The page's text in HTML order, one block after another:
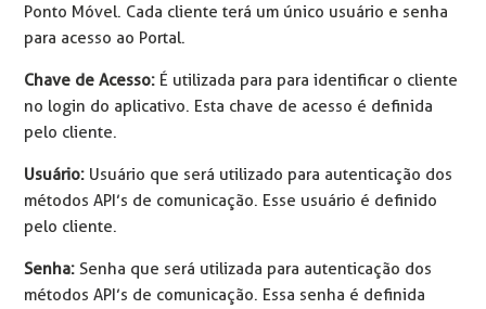
Ponto Móvel. Cada cliente terá um único usuário e senha
para acesso ao Portal.
Chave de Acesso: É utilizada para para identificar o cliente
no login do aplicativo. Esta chave de acesso é definida
pelo cliente.
Usuário: Usuário que será utilizado para autenticação dos
métodos API’s de comunicação. Esse usuário é definido
pelo cliente.
Senha: Senha que será utilizada para autenticação dos
métodos API’s de comunicação. Essa senha é definida